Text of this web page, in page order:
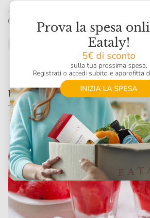
Condividi
Ultime ricette
Prova la spesa
Eataly!
5€ di sconto
sulla tua prossima spesa.
Registrati o accedi subito e approfitta
INIZIA LA SPESA